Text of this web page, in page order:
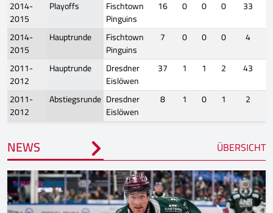
2014-
2015
Playoffs
Fischtown
Pinguins
16 0 0 0
33
2014-
2015
Hauptrunde
Fischtown
Pinguins
7 0 0 0
4
2011-
2012
Hauptrunde
Dresdner
Eislöwen
37 1 1 2
43
2011-
2012
Abstiegsrunde Dresdner
Eislöwen
8 1 0 1 2
NEWS ÜBERSICHT